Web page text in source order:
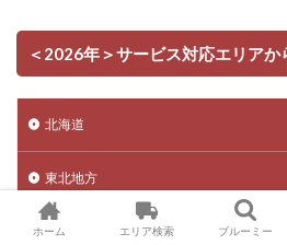
＜2026年＞サービス対応エリアか
北海道
東北地方
関東地方
ホーム エリア検索 ブルーミー